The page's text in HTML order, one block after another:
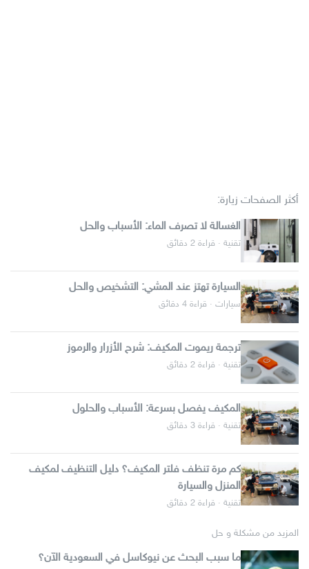
أكثر الصفحات زيارة:
الغسالة لا تصرف الماء: الأسباب والحل
تقنية · قراءة 2 دقائق
السيارة تهتز عند المشي: التشخيص والحل
سيارات · قراءة 4 دقائق
ترجمة ريموت المكيف: شرح الأزرار والرموز
تقنية · قراءة 2 دقائق
المكيف يفصل بسرعة: الأسباب والحلول
تقنية · قراءة 3 دقائق
كم مرة تنظف فلتر المكيف؟ دليل التنظيف لمكيف
المنزل والسيارة
تقنية · قراءة 2 دقائق
المزيد من مشكلة و حل
ما سبب البحث عن نيوكاسل في السعودية الآن؟